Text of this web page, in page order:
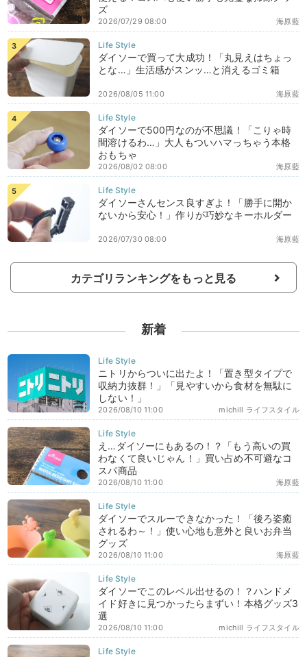
ズ
海原藍
2026/07/29 08:00
ダイソーで買って大成功！「丸見えはちょっ
とな…」生活感がスンッ…と消えるゴミ箱
海原藍
2026/08/05 11:00
ダイソーで500円なのが不思議！「こりゃ時
間溶けるわ…」大人もついハマっちゃう本格
おもちゃ
海原藍
2026/08/02 08:00
ダイソーさんセンス良すぎよ！「勝手に開か
ないから安心！」作りが巧妙なキーホルダー
海原藍
2026/07/30 08:00
カテゴリランキングをもっと見る
新着
ニトリからついに出たよ！「置き型タイプで
収納力抜群！」「見やすいから食材を無駄に
しない！」
michill ライフスタイル
2026/08/10 11:00
え…ダイソーにもあるの！？「もう高いの買
わなくて良いじゃん！」買い占め不可避なコ
スパ商品
海原藍
2026/08/10 11:00
ダイソーでスルーできなかった！「後ろ姿癒
されるわ～！」使い心地も意外と良いお弁当
グッズ
海原藍
2026/08/10 11:00
ダイソーでこのレベル出せるの！？ハンドメ
イド好きに見つかったらまずい！本格グッズ3
選
michill ライフスタイル
2026/08/10 11:00